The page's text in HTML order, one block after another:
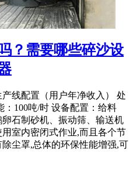
？需要哪些碎沙设
线配置（用户年净收入） 处
100吨/时 设备配置：给料
石制砂机、振动筛、输送机
室内密闭式作业,而且各个节
尘罩,总体的环保性能增强,可